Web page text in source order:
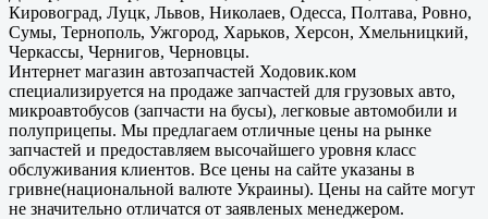
Кировоград, Луцк, Львов, Николаев, Одесса, Полтава, Ровно,
Сумы, Тернополь, Ужгород, Харьков, Херсон, Хмельницкий,
Черкассы, Чернигов, Черновцы.
Интернет магазин автозапчастей Ходовик.ком
специализируется на продаже запчастей для грузовых авто,
микроавтобусов (запчасти на бусы), легковые автомобили и
полуприцепы. Мы предлагаем отличные цены на рынке
запчастей и предоставляем высочайшего уровня класс
обслуживания клиентов. Все цены на сайте указаны в
гривне(национальной валюте Украины). Цены на сайте могут
не значительно отличатся от заявленых менеджером.